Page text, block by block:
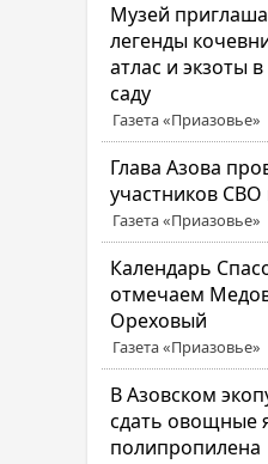
Музей
легенды
атлас и экзоты
саду
Газета «Приазовье»
Глава Азова
участников СВО
Газета «Приазовье»
Календарь
отмечаем
Ореховый
Газета «Приазовье»
В Азовском
сдать овощные
полипропилена